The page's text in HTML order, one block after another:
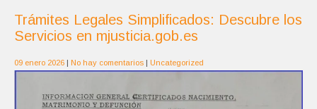
Trámites Legales Simplificados: Descubre los
Servicios en mjusticia.gob.es
09 enero 2026 | No hay comentarios | Uncategorized